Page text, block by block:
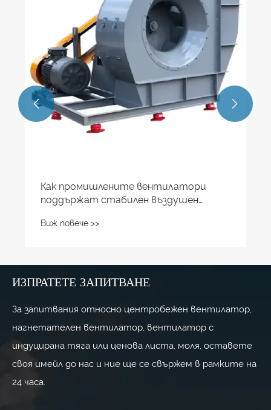
среда в Пекин
Виж повече >>
 
ИЗПРАТЕТЕ ЗАПИТВАНЕ
За запитвания относно центробежен вентилатор,
нагнетателен вентилатор, вентилатор с
индуцирана тяга или ценова листа, моля, оставете
своя имейл до нас и ние ще се свържем в рамките на
24 часа.